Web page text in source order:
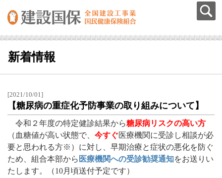
新着情報
[2021/10/01]
【糖尿病の重症化予防事業の取り組みについて】
令和２年度の特定健診結果から糖尿病リスクの高い方
（血糖値が高い状態で、 今すぐ医療機関に受診し相談が必
要と思われる方※）に対し、早期治療と症状の悪化を防ぐ
ため、組合本部から 医療機関への受診勧奨通知をお送りい
たします。（10月頃送付予定です）